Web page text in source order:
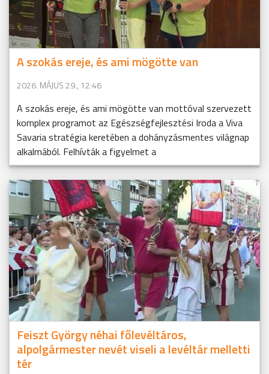
A szokás ereje, és ami mögötte van
2026. MÁJUS 29., 12:46
A szokás ereje, és ami mögötte van mottóval szervezett
komplex programot az Egészségfejlesztési Iroda a Viva
Savaria stratégia keretében a dohányzásmentes világnap
alkalmából. Felhívták a figyelmet a
Feiszt György néhai főlevéltáros,
alpolgármester nevét viseli a levéltár melletti
tér